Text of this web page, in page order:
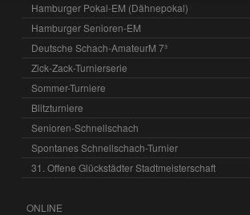
Hamburger Pokal-EM (Dähnepokal)
Hamburger Senioren-EM
Deutsche Schach-AmateurM 7³
Zick-Zack-Turnierserie
Sommer-Turniere
Blitzturniere
Senioren-Schnellschach
Spontanes Schnellschach-Turnier
31. Offene Glückstädter Stadtmeisterschaft
ONLINE